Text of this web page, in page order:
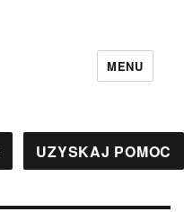
MENU
UZYSKAJ POMOC